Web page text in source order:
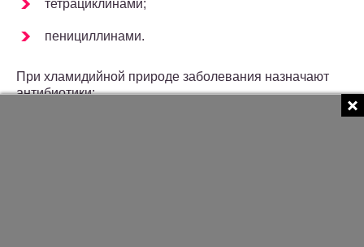
тетрациклинами;
пенициллинами.
При хламидийной природе заболевания назначают
антибиотики: